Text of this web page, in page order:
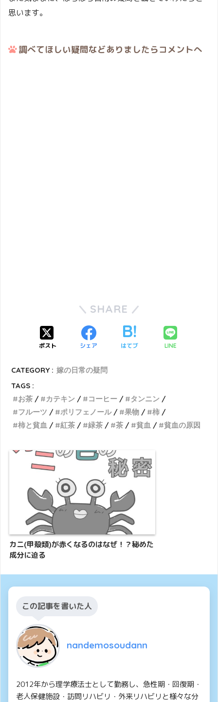
思います。
調べてほしい疑問などありましたらコメントへ
SHARE
ポスト シェア はてブ LINE
CATEGORY : 嫁の日常の疑問
TAGS :
お茶
カテキン コーヒー
タンニン
フルーツ
ポリフェノール 果物
柿
柿と貧血
紅茶 緑茶 茶 貧血 貧血の原因
カニ(甲殻類)が赤くなるのはなぜ！？秘めた
成分に迫る
この記事を書いた人
nandemosoudann
2012年から理学療法士として勤務し、急性期・回復期・
老人保健施設・訪問リハビリ・外来リハビリと様々な分